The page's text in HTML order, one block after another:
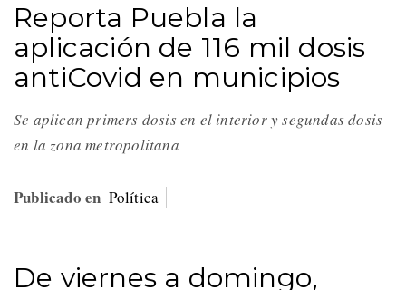
Reporta Puebla la
aplicación de 116 mil dosis
antiCovid en municipios
Se aplican primers dosis en el interior y segundas dosis
en la zona metropolitana
Publicado en Política
De viernes a domingo,